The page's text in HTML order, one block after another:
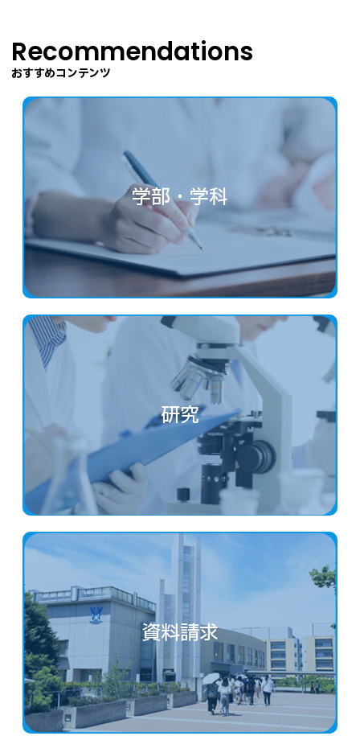
Recommendations
おすすめコンテンツ
学部・学科
研究
資料請求